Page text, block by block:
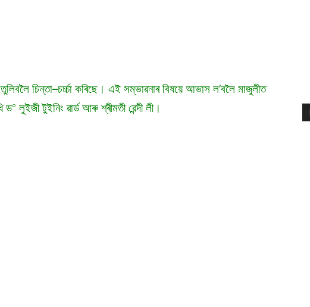
চিন্তা–চৰ্চ্চা কৰিছে। এই সম্ভাৱনাৰ বিষয়ে আভাস ল’বলৈ মাজুলীত
ড০ লুইজী টুইনিং ৱাৰ্ড আৰু শ্ৰীমতী ৱেন্দী লী।